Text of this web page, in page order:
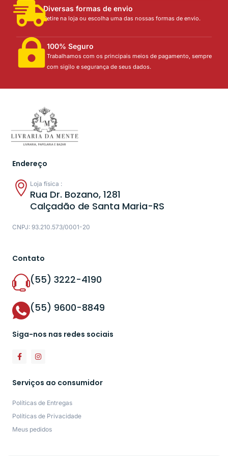
Diversas formas de envio
Retire na loja ou escolha uma das nossas formas de envio.
100% Seguro
Trabalhamos com os principais meios de pagamento, sempre
com sigilo e segurança de seus dados.
Endereço
Loja física :
Rua Dr. Bozano, 1281
Calçadão de Santa Maria-RS
CNPJ: 93.210.573/0001-20
Contato
(55) 3222-4190
(55) 9600-8849
Siga-nos nas redes sociais
Serviços ao consumidor
Políticas de Entregas
Políticas de Privacidade
Meus pedidos